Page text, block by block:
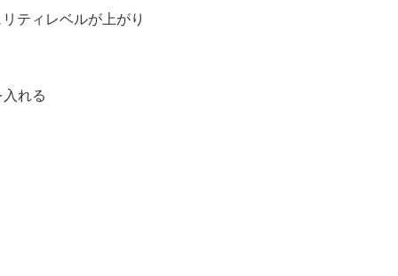
ティレベルが上がり
れる